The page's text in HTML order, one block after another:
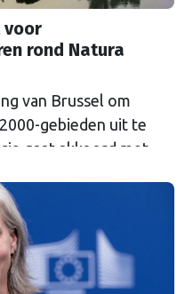
voor
rond Natura
van Brussel om
gebieden uit te
gaat akkoord met